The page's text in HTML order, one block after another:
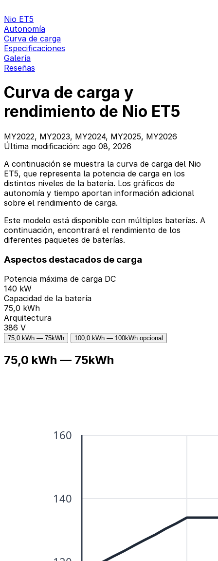
Nio ET5
Autonomía
Curva de carga
Especificaciones
Galería
Reseñas
Curva de carga y
rendimiento de Nio ET5
MY2022, MY2023, MY2024, MY2025, MY2026
Última modificación: ago 08, 2026
A continuación se muestra la curva de carga del Nio
ET5, que representa la potencia de carga en los
distintos niveles de la batería. Los gráficos de
autonomía y tiempo aportan información adicional
sobre el rendimiento de carga.
Este modelo está disponible con múltiples baterías. A
continuación, encontrará el rendimiento de los
diferentes paquetes de baterías.
Aspectos destacados de carga
Potencia máxima de carga DC
140 kW
Capacidad de la batería
75,0 kWh
Arquitectura
386 V
75,0 kWh — 75kWh 100,0 kWh — 100kWh opcional
75,0 kWh — 75kWh